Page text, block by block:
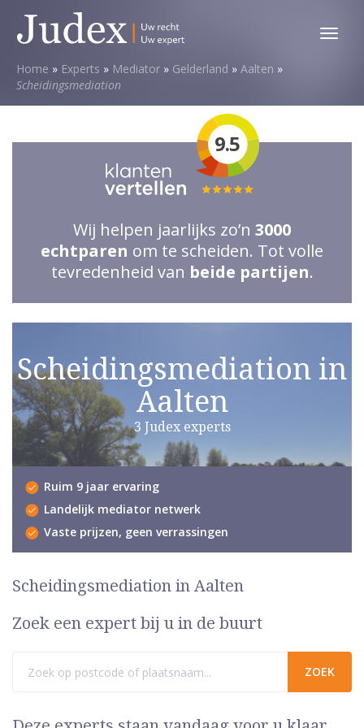
Toggle
Home » Experts » Mediator » Gelderland » Aalten »
Scheidingsmediation
9.5
Totale
waardering:
5
van
Wij helpen jaarlijks zo’n 3000
echtparen om te scheiden. Tot volle
tevredenheid van beide partijen.
Scheidingsmediation in
Aalten
3 Judex experts
Ruim 9 jaar ervaring
Landelijk mediator netwerk
Vaste prijzen, geen verrassingen
Scheidingsmediation in Aalten
Zoek een expert bij u in de buurt